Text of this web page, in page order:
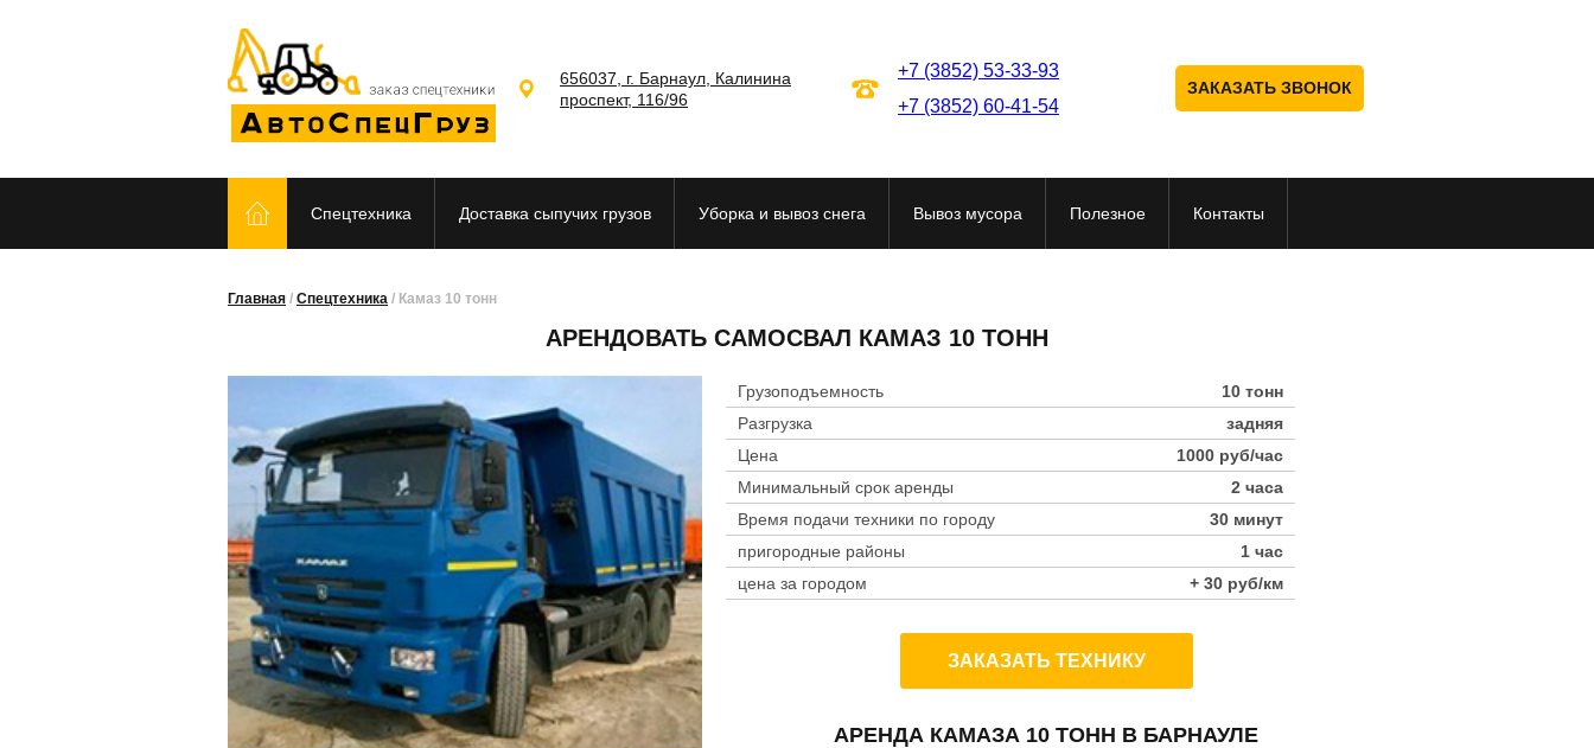
656037 г. Барнаул Калинина
проспект, 116/96
+7 (3852) 53-33-93
+7 (3852) 60-41-54
ЗАКАЗАТЬ ЗВОНОК
Спецтехника Доставка сыпучих грузов Уборка и вывоз снега Вывоз мусора Полезное Контакты
Главная / Спецтехника / Камаз 10 тонн
АРЕНДОВАТЬ САМОСВАЛ КАМАЗ 10 ТОНН
Грузоподъемность
10 тонн
Разгрузка
задняя
Цена
1000 руб/час
Минимальный срок аренды
2 часа
Время подачи техники по городу
30 минут
пригородные районы
1 час
цена за городом
+ 30 руб/км
ЗАКАЗАТЬ ТЕХНИКУ
АРЕНДА КАМАЗА 10 ТОНН В БАРНАУЛЕ